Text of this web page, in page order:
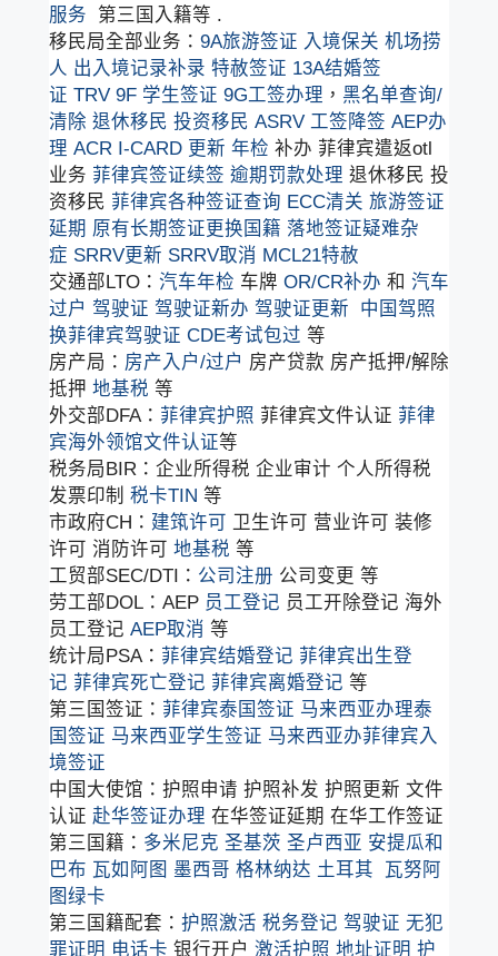
服务 第三国入籍等 .
移民局全部业务： 9A旅游签证 入境保关 机场捞
人 出入境记录补录 特赦签证 13A结婚签
证 TRV 9F 学生签证 9G工签办理 ， 黑名单查询/
清除 退休移民 投资移民 ASRV 工签降签 AEP办
理 ACR I-CARD 更新 年检 补办 菲律宾遣返otl
业务 菲律宾签证续签 逾期罚款处理 退休移民 投
资移民 菲律宾各种签证查询 ECC清关 旅游签证
延期 原有长期签证更换国籍 落地签证疑难杂
症 SRRV更新 SRRV取消 MCL21特赦
交通部LTO： 汽车年检 车牌 OR/CR补办 和 汽车
过户 驾驶证 驾驶证新办 驾驶证更新
中国驾照
换菲律宾驾驶证 CDE考试包过 等
房产局： 房产入户/过户 房产贷款 房产抵押/解除
抵押 地基税 等
外交部DFA： 菲律宾护照 菲律宾文件认证 菲律
宾海外领馆文件认证等
税务局BIR：企业所得税 企业审计 个人所得税
发票印制 税卡TIN 等
市政府CH： 建筑许可 卫生许可 营业许可 装修
许可 消防许可 地基税 等
工贸部SEC/DTI： 公司注册 公司变更 等
劳工部DOL：AEP 员工登记 员工开除登记 海外
员工登记 AEP取消 等
统计局PSA： 菲律宾结婚登记 菲律宾出生登
记 菲律宾死亡登记 菲律宾离婚登记 等
第三国签证： 菲律宾泰国签证 马来西亚办理泰
国签证 马来西亚学生签证 马来西亚办菲律宾入
境签证
中国大使馆：护照申请 护照补发 护照更新 文件
认证 赴华签证办理 在华签证延期 在华工作签证
第三国籍： 多米尼克 圣基茨 圣卢西亚 安提瓜和
巴布 瓦如阿图 墨西哥 格林纳达 土耳其
瓦努阿
图绿卡
第三国籍配套： 护照激活 税务登记 驾驶证 无犯
罪证明 电话卡 银行开户 激活护照 地址证明 护